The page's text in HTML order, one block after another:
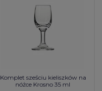
Komplet sześciu kieliszków na
nóżce Krosno 35 ml